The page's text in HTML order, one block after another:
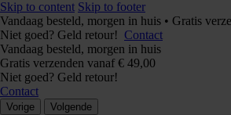
Skip to content Skip to footer
Vandaag besteld, morgen in huis • Gratis
Niet goed? Geld retour! Contact
Vandaag besteld, morgen in huis
Gratis verzenden vanaf € 49,00
Niet goed? Geld retour!
Contact
Vorige Volgende